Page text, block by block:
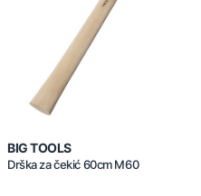
BIG TOOLS
Drška za čekić 60cm M60